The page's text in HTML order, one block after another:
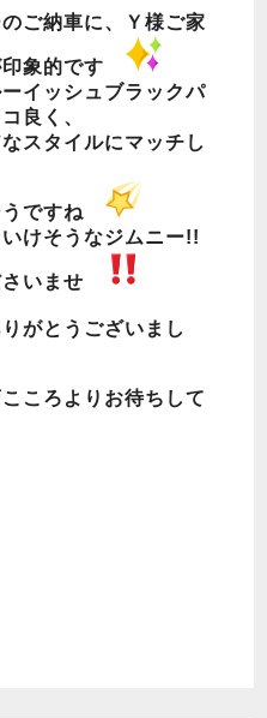
ご納車に、Ｙ様ご家
印象的です
イッシュブラックパ
良く、
スタイルにマッチし
うですね
けそうなジムニー!!
さいませ
がとうございまし
ころよりお待ちして